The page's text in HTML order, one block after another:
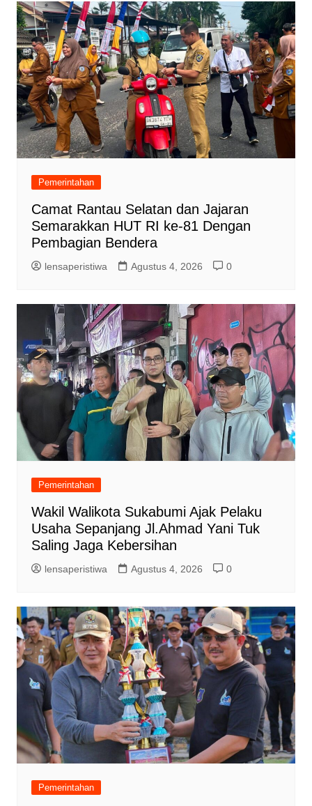
Pemerintahan
Camat Rantau Selatan dan Jajaran
Semarakkan HUT RI ke-81 Dengan
Pembagian Bendera
lensaperistiwa Agustus 4, 2026 0
Pemerintahan
Wakil Walikota Sukabumi Ajak Pelaku
Usaha Sepanjang Jl.Ahmad Yani Tuk
Saling Jaga Kebersihan
lensaperistiwa Agustus 4, 2026 0
Pemerintahan